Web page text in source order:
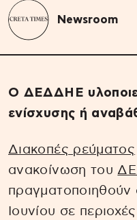
Newsroom
Ο ΔΕΔΔΗΕ
ενίσχυσης ή
Διακοπές ρεύματος
ανακοίνωση του
Ιουνίου σε